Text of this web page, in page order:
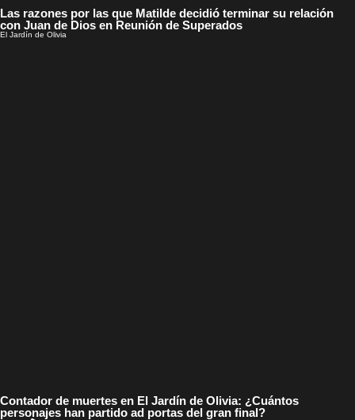
Las razones por las que Matilde decidió terminar su relación
con Juan de Dios en Reunión de Superados
El Jardín de Olivia
Contador de muertes en El Jardín de Olivia: ¿Cuántos
personajes han partido ad portas del gran final?